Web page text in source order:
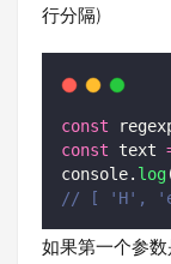
行分隔)
const
const text
console. log
// [ 'H',
如果第一个参